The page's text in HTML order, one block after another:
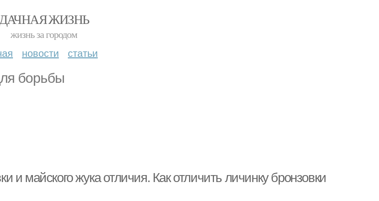
ЖИЗНЬ
жизнь за городом
новости статьи
борьбы
и майского жука отличия. Как отличить личинку бронзовки